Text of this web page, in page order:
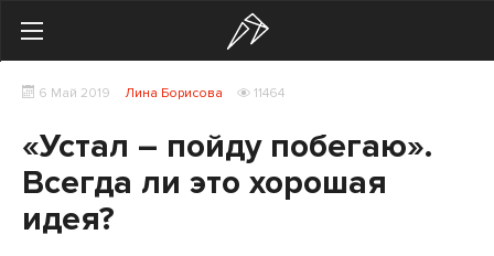
Начинающим
6 Май 2019 Лина Борисова 11464
«Устал – пойду побегаю».
Всегда ли это хорошая
идея?